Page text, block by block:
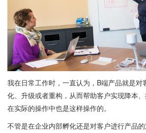
我在日常工作时，一直认为，B端产品就是对
化、升级或者重构，从而帮助客户实现降本、
在实际的操作中也是这样操作的。
不管是在企业内部孵化还是对客户进行产品